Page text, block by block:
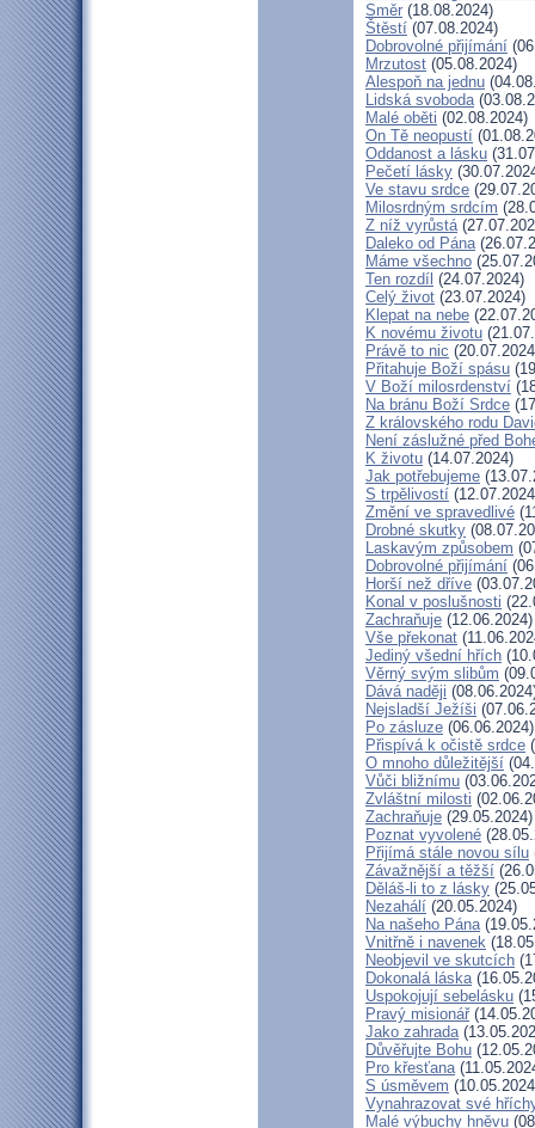
Směr (18.08.2024)
Štěstí (07.08.2024)
Dobrovolné přijímání
Mrzutost (05.08.2024)
Alespoň na jednu
Lidská svoboda
Malé oběti (02.08.2024)
On Tě neopustí
Oddanost a lásku
Pečetí lásky
Ve stavu srdce
Milosrdným srdcím
Z níž vyrůstá
Daleko od Pána
Máme všechno
Ten rozdíl (24.07.2024)
Celý život (23.07.2024)
Klepat na nebe
K novému životu
Právě to nic
Přitahuje Boží spásu
V Boží milosrdenství
Na bránu Boží Srdce
Z královského rodu
Není záslužné před
K životu (14.07.2024)
Jak potřebujeme
S trpělivostí
Změní ve spravedlivé
Drobné skutky
Laskavým způsobem
Dobrovolné přijímání
Horší než dříve
Konal v poslušnosti
Zachraňuje (12.06.2024)
Vše překonat
Jediný všední hřích
Věrný svým slibům
Dává naději
Nejsladší Ježíši
Po zásluze (06.06.2024)
Přispívá k očistě srdce
O mnoho důležitější
Vůči bližnímu
Zvláštní milosti
Zachraňuje (29.05.2024)
Poznat vyvolené
Přijímá stále novou sílu
Závažnější a těžší
Děláš-li to z lásky
Nezahálí (20.05.2024)
Na našeho Pána
Vnitřně i navenek
Neobjevil ve skutcích
Dokonalá láska
Uspokojují sebelásku
Pravý misionář
Jako zahrada
Důvěřujte Bohu
Pro křesťana
S úsměvem
Vynahrazovat své
Malé výbuchy hněvu